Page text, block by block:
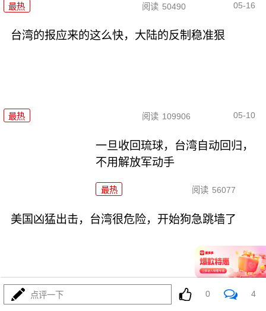
最热 阅读 50490 05-16
台湾的报应来的这么快，大陆的反制稳准狠
最热 阅读 109906 05-10
一旦收回琉球，台湾自动回归，
不用解放军动手
最热 阅读 56077
美国凶猛出击，台湾很危险，开始狗急跳墙了
最热 65907 05-04
点评一下 0 4